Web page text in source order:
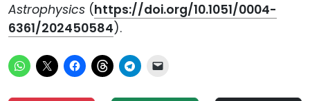
Astrophysics (https://doi.org/10.1051/0004-
6361/202450584).